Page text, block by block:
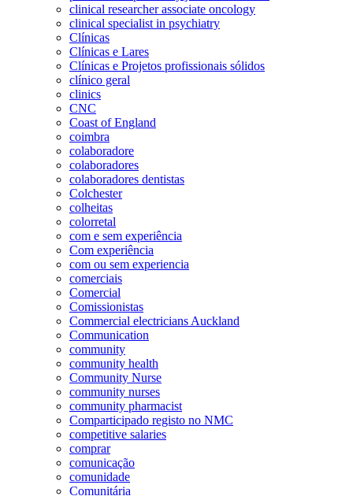
clinical researcher associate oncology
clinical specialist in psychiatry
Clínicas
Clínicas e Lares
Clínicas e Projetos profissionais sólidos
clínico geral
clinics
CNC
Coast of England
coimbra
colaboradore
colaboradores
colaboradores dentistas
Colchester
colheitas
colorretal
com e sem experiência
Com experiência
com ou sem experiencia
comerciais
Comercial
Comissionistas
Commercial electricians Auckland
Communication
community
community health
Community Nurse
community nurses
community pharmacist
Comparticipado registo no NMC
competitive salaries
comprar
comunicação
comunidade
Comunitária